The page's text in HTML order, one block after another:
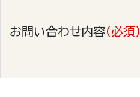
お問い合わせ内容（必須）